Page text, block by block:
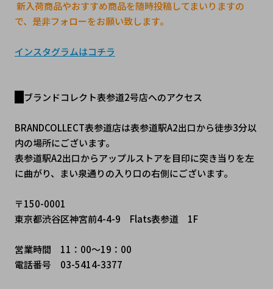
で、是非フォローをお願い致します。
インスタグラムはコチラ
ブランドコレクト表参道2号店へのアクセス
BRANDCOLLECT表参道店は表参道駅A2出口から徒歩3分以
内の場所にございます。
表参道駅A2出口からアップルストアを目印に突き当りを左
に曲がり、まい泉通りの入り口の右側にございます。
〒150-0001
東京都渋谷区神宮前4-4-9　Flats表参道　1F
営業時間　11：00～19：00
電話番号　03-5414-3377